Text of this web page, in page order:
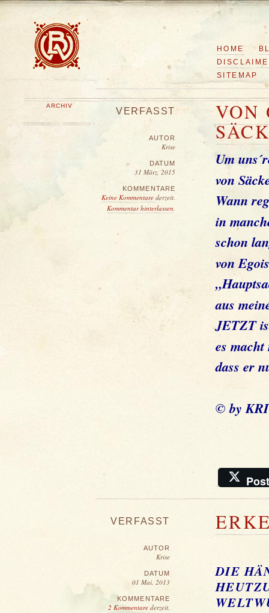
HOME
SITEMAP
ARCHIV
VERFASST
AUTOR
Krise
DATUM
31 März, 2015
KOMMENTARE
Keine Kommentare derzeit.
Kommentar hinterlassen.
VON
Um
von
Wann
in
schon
von
aus
JETZT
es
dass er
© by
Post
VERFASST
AUTOR
Krise
DATUM
01 Mai, 2013
KOMMENTARE
2 Kommentare derzeit.
DIE